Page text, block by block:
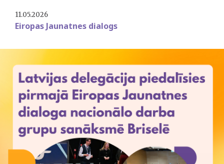
11.05.2026
Eiropas Jaunatnes dialogs